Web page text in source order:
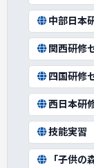
中部日本
関西研修
四国研修
西日本研
技能実習
「子供の